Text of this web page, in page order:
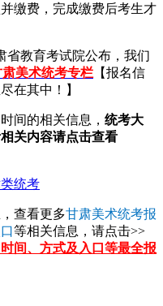
缴费，完成缴费后考生才
省教育考试院公布，我们
肃美术统考专栏 【报名信
在其中！】
间的相关信息， 统考大
关内容请点击查看
查看更多甘肃美术统考报
等相关信息，请点击>>
间、方式及入口等最全报